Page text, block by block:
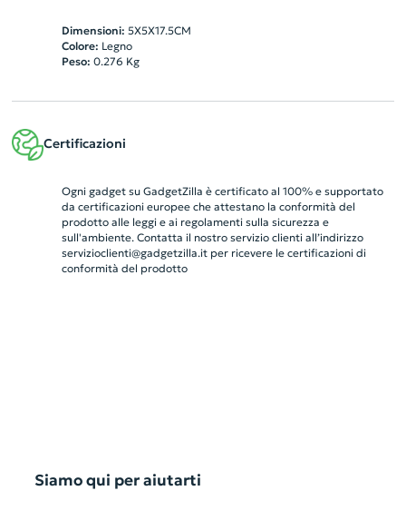
Dimensioni: 5X5X17.5CM
Colore: Legno
Peso: 0.276 Kg
Certificazioni
Ogni gadget su GadgetZilla è certificato al 100% e supportato
da certificazioni europee che attestano la conformità del
prodotto alle leggi e ai regolamenti sulla sicurezza e
sull'ambiente. Contatta il nostro servizio clienti all’indirizzo
servizioclienti@gadgetzilla.itper ricevere le certificazioni di
conformità del prodotto
Siamo qui per aiutarti